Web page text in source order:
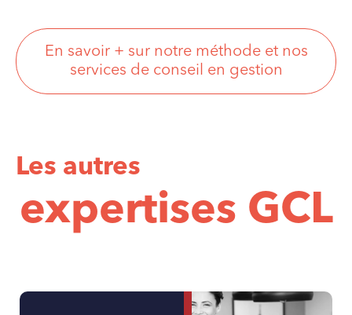
En savoir + sur notre méthode et nos
services de conseil en gestion
Les autres
expertises GCL